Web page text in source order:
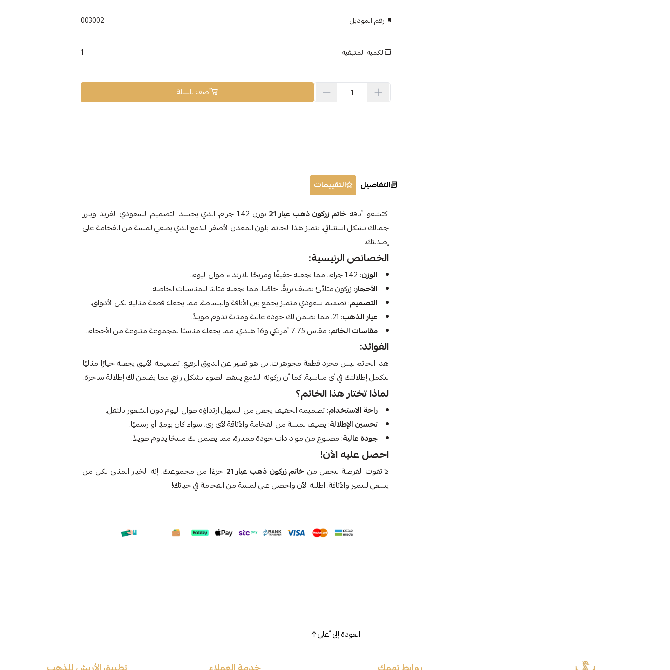
رقم الموديل 003002
الكمية المتبقية 1
أضف للسلة
التفاصيل التقييمات
اكتشفوا أناقة خاتم زركون ذهب عيار 21
بوزن 1.42 جرام، الذي يجسد التصميم السعودي الفريد ويبرز
جمالك بشكل استثنائي. يتميز هذا الخاتم بلون المعدن الأصفر اللامع الذي يضفي لمسة من الفخامة على
إطلالتك.
الخصائص الرئيسية:
الوزن: 1.42 جرام، مما يجعله خفيفًا ومريحًا للارتداء طوال اليوم.
الأحجار: زركون متلألئ يضيف بريقًا خاصًا، مما يجعله مثاليًا للمناسبات الخاصة.
التصميم: تصميم سعودي متميز يجمع بين الأناقة والبساطة، مما يجعله قطعة مثالية لكل الأذواق.
عيار الذهب: 21، مما يضمن لك جودة عالية ومتانة تدوم طويلاً.
مقاسات الخاتم: مقاس 7.75 أمريكي و16 هندي، مما يجعله مناسبًا لمجموعة متنوعة من الأحجام.
الفوائد:
هذا الخاتم ليس مجرد قطعة مجوهرات، بل هو تعبير عن الذوق الرفيع. تصميمه الأنيق يجعله خيارًا مثاليًا
لتكمل إطلالتك في أي مناسبة. كما أن زركونه اللامع يلتقط الضوء بشكل رائع، مما يضمن لك إطلالة ساحرة.
لماذا تختار هذا الخاتم؟
راحة الاستخدام: تصميمه الخفيف يجعل من السهل ارتداؤه طوال اليوم دون الشعور بالثقل.
تحسين الإطلالة: يضيف لمسة من الفخامة والأناقة لأي زي، سواء كان يوميًا أو رسميًا.
جودة عالية: مصنوع من مواد ذات جودة ممتازة، مما يضمن لك منتجًا يدوم طويلاً.
احصل عليه الآن!
لا تفوت الفرصة لتجعل من خاتم زركون ذهب عيار 21
جزءًا من مجموعتك. إنه الخيار المثالي لكل من
يسعى للتميز والأناقة. اطلبه الآن واحصل على لمسة من الفخامة في حياتك!
العودة إلى أعلى